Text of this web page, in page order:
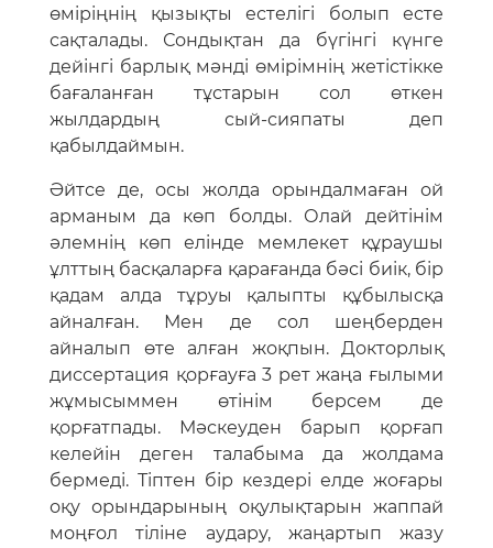
өміріңнің қызықты естелігі болып есте
сақталады. Сондықтан да бүгінгі күнге
дейінгі барлық мәнді өмірімнің жетістікке
бағаланған тұстарын сол өткен
жылдардың сый-сияпаты деп
қабылдаймын.
Әйтсе де, осы жолда орындалмаған ой
арманым да көп болды. Олай дейтінім
әлемнің көп елінде мемлекет құраушы
ұлттың басқаларға қарағанда бәсі биік, бір
қадам алда тұруы қалыпты құбылысқа
айналған. Мен де сол шеңберден
айналып өте алған жоқпын. Докторлық
диссертация қорғауға 3 рет жаңа ғылыми
жұмысыммен өтінім берсем де
қорғатпады. Мәскеуден барып қорғап
келейін деген талабыма да жолдама
бермеді. Тіптен бір кездері елде жоғары
оқу орындарының оқулықтарын жаппай
моңғол тіліне аудару, жаңартып жазу